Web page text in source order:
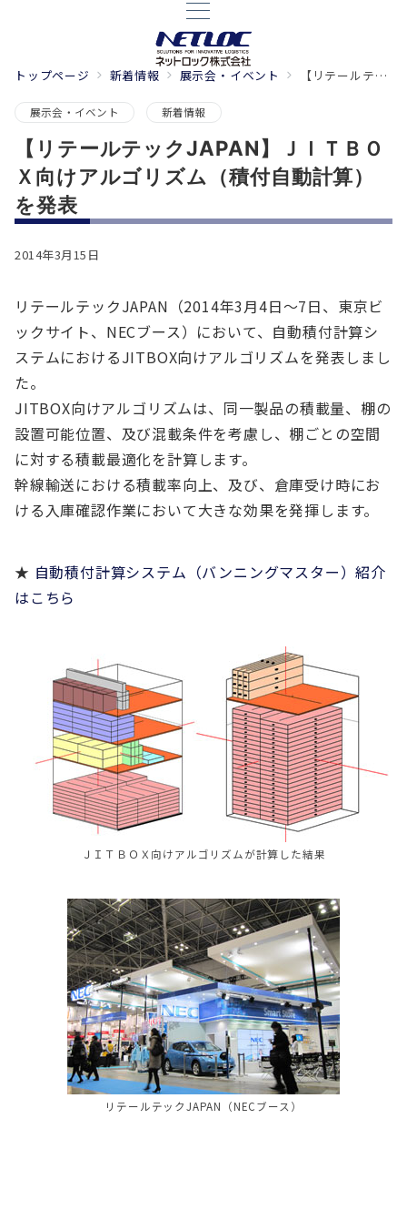
トップページ 新着情報 展示会・イベント 【リテールテックJAPAN】ＪＩＴＢＯＸ向けアルゴリズム（積付自動計算）を発表
展示会・イベント 新着情報
【リテールテックJAPAN】ＪＩＴＢＯ
Ｘ向けアルゴリズム（積付自動計算）
を発表
2014年3月15日
リテールテックJAPAN（2014年3月4日～7日、東京ビ
ックサイト、NECブース）において、自動積付計算シ
ステムにおけるJITBOX向けアルゴリズムを発表しまし
た。
JITBOX向けアルゴリズムは、同一製品の積載量、棚の
設置可能位置、及び混載条件を考慮し、棚ごとの空間
に対する積載最適化を計算します。
幹線輸送における積載率向上、及び、倉庫受け時にお
ける入庫確認作業において大きな効果を発揮します。
★ 自動積付計算システム（バンニングマスター）紹介
はこちら
ＪＩＴＢＯＸ向けアルゴリズムが計算した結果
リテールテックJAPAN（NECブース）